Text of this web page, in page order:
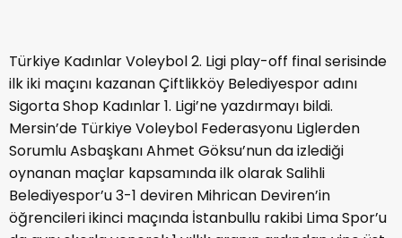
Türkiye Kadınlar Voleybol 2. Ligi play-off final serisinde
ilk iki maçını kazanan Çiftlikköy Belediyespor adını
Sigorta Shop Kadınlar 1. Ligi’ne yazdırmayı bildi.
Mersin’de Türkiye Voleybol Federasyonu Liglerden
Sorumlu Asbaşkanı Ahmet Göksu’nun da izlediği
oynanan maçlar kapsamında ilk olarak Salihli
Belediyespor’u 3-1 deviren Mihrican Deviren’in
öğrencileri ikinci maçında İstanbullu rakibi Lima Spor’u